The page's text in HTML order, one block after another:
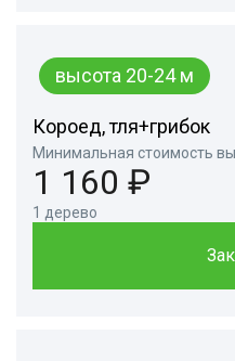
высота 20-24 м
Короед, тля+грибок
Минимальная стоимость
1 160 ₽
1 дерево